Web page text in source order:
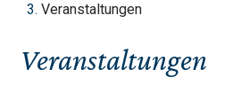
Veranstaltungen
Veranstaltungen